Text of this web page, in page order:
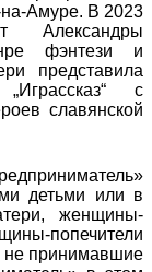
на-Амуре. В 2023
Александры
фэнтези и
представила
с
славянской
детьми или в
женщины-
попечители
принимавшие